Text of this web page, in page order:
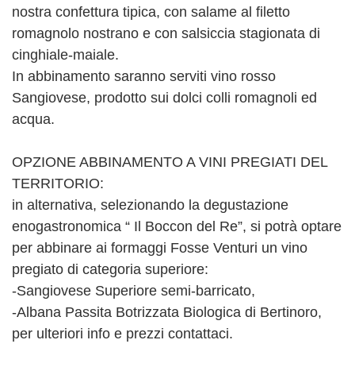
nostra confettura tipica, con salame al filetto
romagnolo nostrano e con salsiccia stagionata di
cinghiale-maiale.
In abbinamento saranno serviti vino rosso
Sangiovese, prodotto sui dolci colli romagnoli ed
acqua.
OPZIONE ABBINAMENTO A VINI PREGIATI DEL
TERRITORIO:
in alternativa, selezionando la degustazione
enogastronomica “ Il Boccon del Re”, si potrà optare
per abbinare ai formaggi Fosse Venturi un vino
pregiato di categoria superiore:
-Sangiovese Superiore semi-barricato,
-Albana Passita Botrizzata Biologica di Bertinoro,
per ulteriori info e prezzi contattaci.